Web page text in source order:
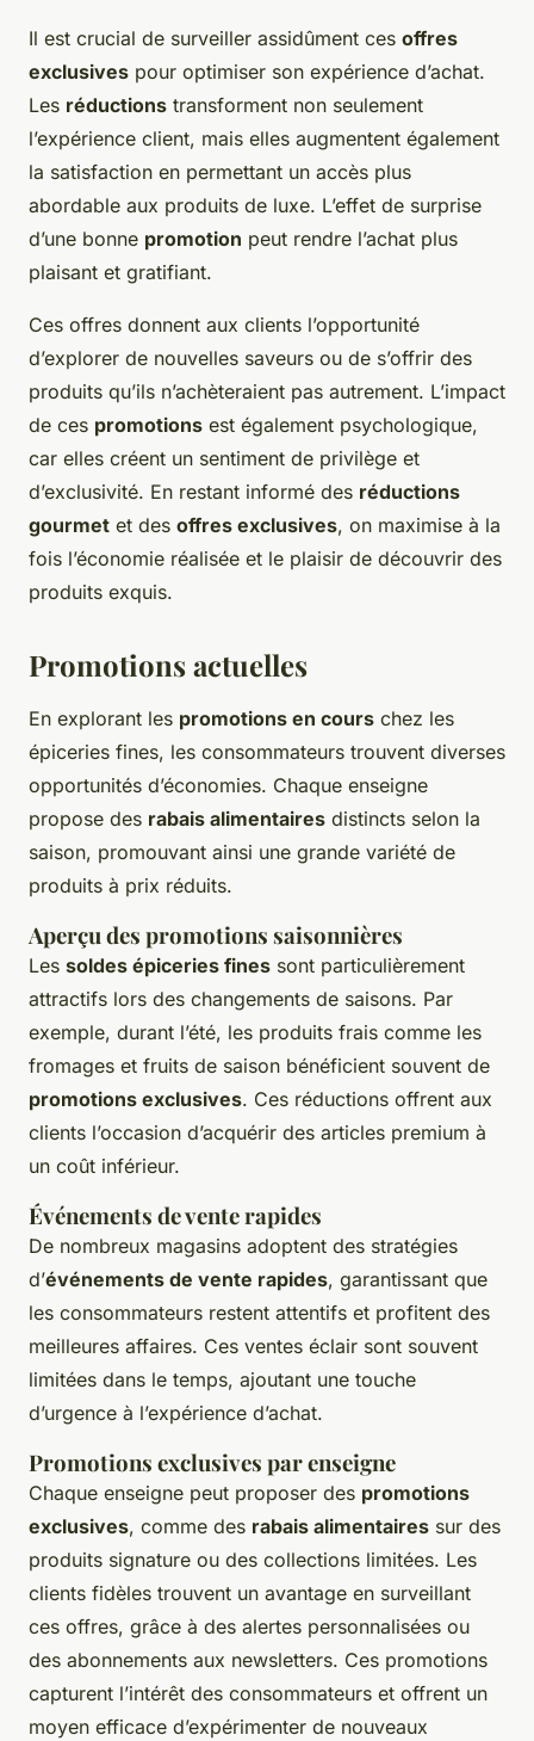
Il est crucial de surveiller assidûment ces offres
exclusives pour optimiser son expérience d’achat.
Les réductions transforment non seulement
l’expérience client, mais elles augmentent également
la satisfaction en permettant un accès plus
abordable aux produits de luxe. L’effet de surprise
d’une bonne promotion peut rendre l’achat plus
plaisant et gratifiant.
Ces offres donnent aux clients l’opportunité
d’explorer de nouvelles saveurs ou de s’offrir des
produits qu’ils n’achèteraient pas autrement. L’impact
de ces promotions est également psychologique,
car elles créent un sentiment de privilège et
d’exclusivité. En restant informé des réductions
gourmet et des offres exclusives, on maximise à la
fois l’économie réalisée et le plaisir de découvrir des
produits exquis.
Promotions actuelles
En explorant les promotions en cours chez les
épiceries fines, les consommateurs trouvent diverses
opportunités d’économies. Chaque enseigne
propose des rabais alimentaires distincts selon la
saison, promouvant ainsi une grande variété de
produits à prix réduits.
Aperçu des promotions saisonnières
Les soldes épiceries fines sont particulièrement
attractifs lors des changements de saisons. Par
exemple, durant l’été, les produits frais comme les
fromages et fruits de saison bénéficient souvent de
promotions exclusives. Ces réductions offrent aux
clients l’occasion d’acquérir des articles premium à
un coût inférieur.
Événements de vente rapides
De nombreux magasins adoptent des stratégies
d’événements de vente rapides, garantissant que
les consommateurs restent attentifs et profitent des
meilleures affaires. Ces ventes éclair sont souvent
limitées dans le temps, ajoutant une touche
d’urgence à l’expérience d’achat.
Promotions exclusives par enseigne
Chaque enseigne peut proposer des promotions
exclusives, comme des rabais alimentaires sur des
produits signature ou des collections limitées. Les
clients fidèles trouvent un avantage en surveillant
ces offres, grâce à des alertes personnalisées ou
des abonnements aux newsletters. Ces promotions
capturent l’intérêt des consommateurs et offrent un
moyen efficace d’expérimenter de nouveaux